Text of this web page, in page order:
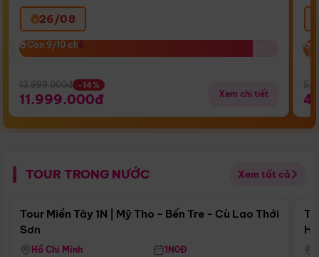
26/08
Còn 9/10 chỗ
Còn 9/10 chỗ
13.999.000đ -14%
11.999.000đ Xem chi tiết
TOUR TRONG NƯỚC Xem tất cả
Điểm nổi bật
Tour Miền Tây 1N | Mỹ Tho - Bến Tre - Cù Lao Thới
Sơn
Hồ Chí Minh 1N0Đ